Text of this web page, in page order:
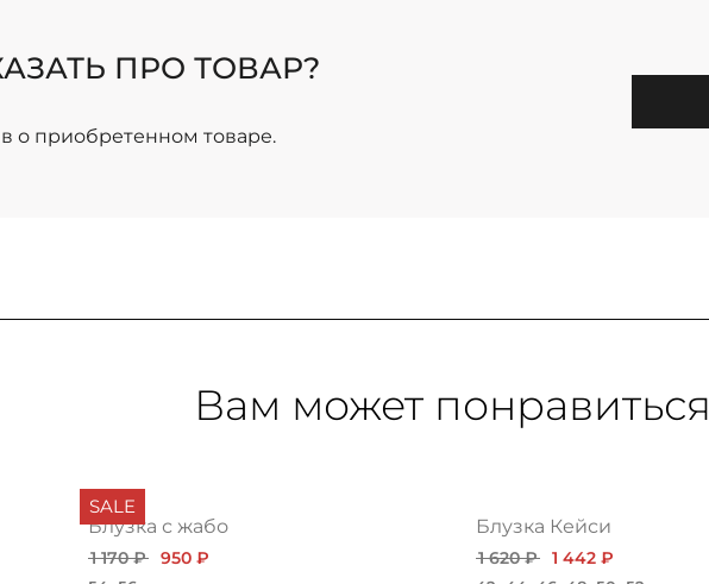
ПРО ТОВАР?
о приобретенном товаре.
Вам может понравиться
SALE
Блузка с жабо
1 170 ₽ 950 ₽
Блузка Кейси
1 620 ₽ 1 442 ₽